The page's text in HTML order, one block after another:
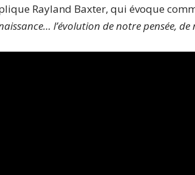
Rayland Baxter, qui évoque
l’évolution de notre pensée, de